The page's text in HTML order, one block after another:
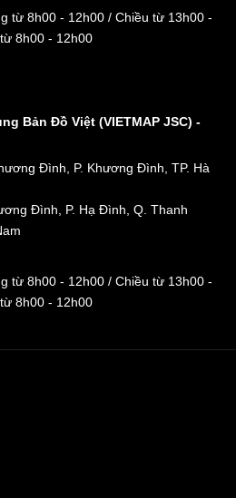
từ 8h00 - 12h00 / Chiều từ 13h00 -
8h00 - 12h00
Bản Đồ Việt (VIETMAP JSC) -
Đình, P. Khương Đình, TP. Hà
Đình, P. Hạ Đình, Q. Thanh
từ 8h00 - 12h00 / Chiều từ 13h00 -
8h00 - 12h00